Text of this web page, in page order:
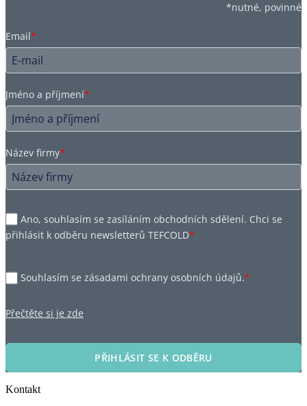
*nutné, povinné
Email*
Jméno a příjmení*
Název firmy*
Ano, souhlasím se zasíláním obchodních sdělení. Chci se
přihlásit k odběru newsletterů TEFCOLD*
Souhlasím se zásadami ochrany osobních údajů.*
Přečtěte si je zde
PŘIHLÁSIT SE K ODBĚRU
Kontakt